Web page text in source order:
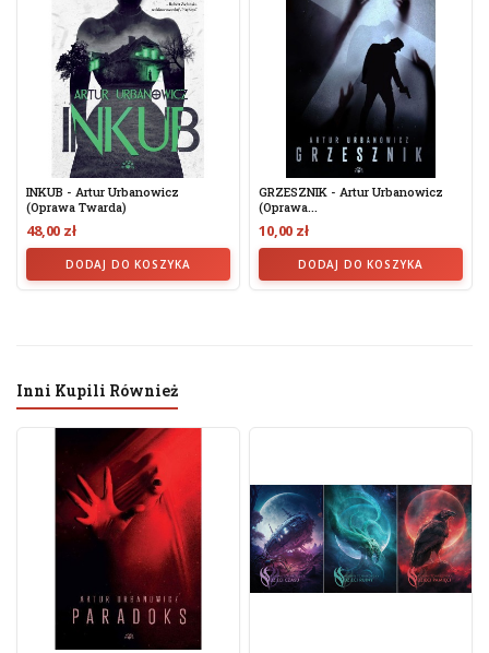
INKUB - Artur Urbanowicz
(oprawa Twarda)
48,00 zł
DODAJ DO KOSZYKA
GRZESZNIK - Artur Urbanowicz
(Oprawa...
10,00 zł
DODAJ DO KOSZYKA
Inni Kupili Również